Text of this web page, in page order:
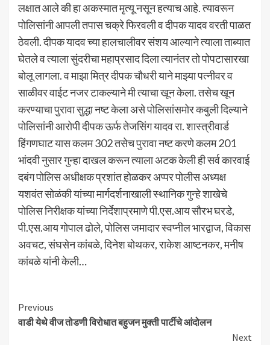
लक्षात आले की हा अकस्मात मृत्यू नसून हत्याच आहे. त्यावरून
पोलिसांनी आपली तपास चक्रे फिरवली व दीपक यादव वरती पाळत
ठेवली. दीपक यादव च्या हालचालीवर संशय आल्याने त्याला ताब्यात
घेतले व त्याला सुंदरीचा महाप्रसाद दिला त्यानंतर तो पोपटासारखा
बोलू लागला. व माझा मित्र दीपक चौधरी याने माझ्या पत्नीवर व
साळीवर वाईट नजर टाकल्याने मी त्याचा खून केला. तसेच खून
करण्याचा पुरावा सुद्धा नष्ट केला असे पोलिसांसमोर कबुली दिल्याने
पोलिसांनी आरोपी दीपक ऊर्फ तेजसिंग यादव रा. शास्त्रीवार्ड
हिंगणघाट यास कलम 302 तसेच पुरावा नष्ट करणे कलम 201
भांदवी नुसार गुन्हा दाखल करून त्याला अटक केली ही सर्व कारवाई
दबंग पोलिस अधीक्षक प्रशांत होळकर अप्पर पोलीस अध्यक्ष
यशवंत सोळंकी यांच्या मार्गदर्शनाखाली स्थानिक गुन्हे शाखेचे
पोलिस निरीक्षक यांच्या निर्देशाप्रमाणे पी.एस.आय सौरभ घरडे,
पी.एस.आय गोपाल ढोले, पोलिस जमादार स्वप्नील भारद्वाज, विकास
अवचट, संघसेन कांबळे, दिनेश बोथकर, राकेश आष्टनकर, मनीष
कांबळे यांनी केली…
Continue
Reading
Previous
वाडी येथे वीज तोडणी विरोधात बहुजन मुक्ती पार्टीचे आंदोलन
Next